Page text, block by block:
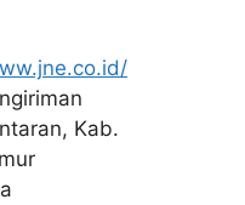
Kab.